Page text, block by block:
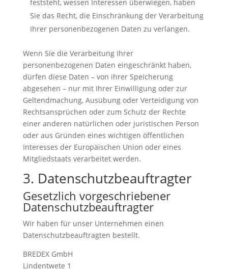
feststeht, wessen Interessen überwiegen, haben
Sie das Recht, die Einschränkung der Verarbeitung
Ihrer personenbezogenen Daten zu verlangen.
Wenn Sie die Verarbeitung Ihrer
personenbezogenen Daten eingeschränkt haben,
dürfen diese Daten – von ihrer Speicherung
abgesehen – nur mit Ihrer Einwilligung oder zur
Geltendmachung, Ausübung oder Verteidigung von
Rechtsansprüchen oder zum Schutz der Rechte
einer anderen natürlichen oder juristischen Person
oder aus Gründen eines wichtigen öffentlichen
Interesses der Europäischen Union oder eines
Mitgliedstaats verarbeitet werden.
3. Datenschutzbeauftragter
Gesetzlich vorgeschriebener
Datenschutzbeauftragter
Wir haben für unser Unternehmen einen
Datenschutzbeauftragten bestellt.
BREDEX GmbH
Lindentwete 1